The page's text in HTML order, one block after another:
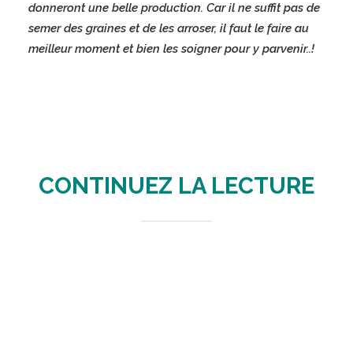
donneront une belle production. Car il ne suffit pas de
semer des graines et de les arroser, il faut le faire au
meilleur moment et bien les soigner pour y parvenir..!
CONTINUEZ LA LECTURE